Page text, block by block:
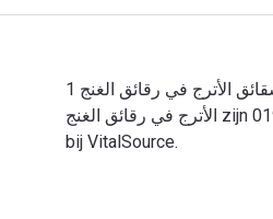
شقائق الأترج في رقائق الغنج 1st Editie is geschreven door جلال الدين عبد الرحمن بن أبي بكر السيوطي en gepubliceerd door Ktab Inc. De digitale en eTextbook-ISBN's voor شقائق
الأترج في رقائق الغنج zijn 01916KTAB en de ISBN's voor gedrukt materiaal zijn 01916KTAB. Bespaar tot 80% ten opzichte van gedrukte boeken door over te stappen op digitaal
bij VitalSource.